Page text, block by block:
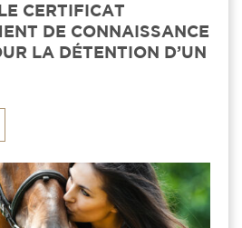
CERTIFICAT
DE CONNAISSANCE
LA DÉTENTION D’UN